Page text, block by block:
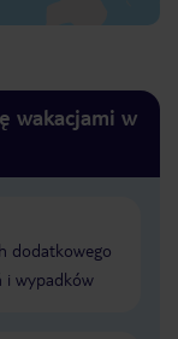
wakacjami w
dodatkowego
i wypadków